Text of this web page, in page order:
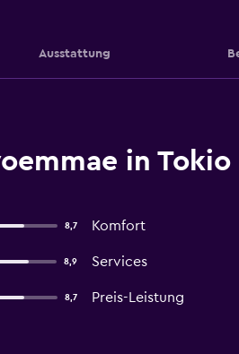
Ausstattung
in Tokio
8,7 Komfort
8,9 Services
8,7 Preis-Leistung